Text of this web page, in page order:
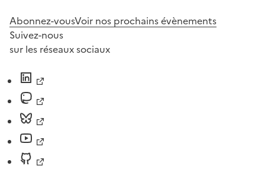
Abonnez-vousVoir nos prochains évènements
Suivez-nous
sur les réseaux sociaux